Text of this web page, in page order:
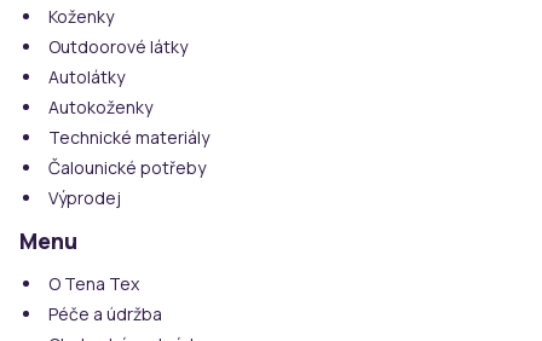
Koženky
Outdoorové látky
Autolátky
Autokoženky
Technické materiály
Čalounické potřeby
Výprodej
Menu
O Tena Tex
Péče a údržba